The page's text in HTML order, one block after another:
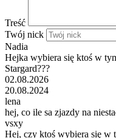
Treść
Twój nick
Nadia
Hejka wybiera się ktoś w
Stargard???
02.08.2026
20.08.2024
lena
hej, co ile sa zjazdy na
vsxy
Hej, czy ktoś wybiera się w